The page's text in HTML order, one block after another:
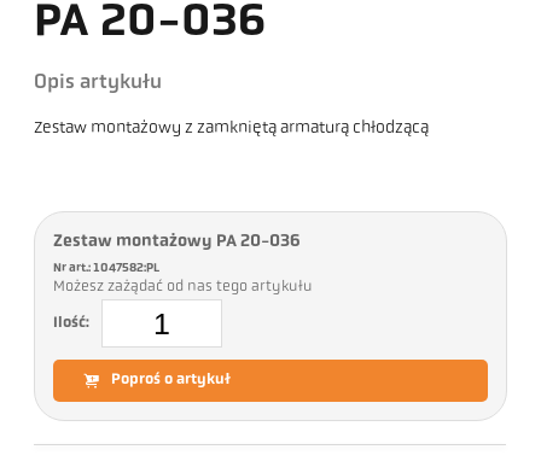
PA 20-036
Opis artykułu
Zestaw montażowy z zamkniętą armaturą chłodzącą
Zestaw montażowy PA 20-036
Nr art.: 1047582:PL
Możesz zażądać od nas tego artykułu
Ilość:
Poproś o artykuł